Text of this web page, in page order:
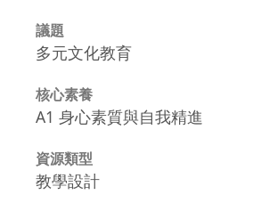
議題
多元文化教育
核心素養
A1 身心素質與自我精進
資源類型
教學設計